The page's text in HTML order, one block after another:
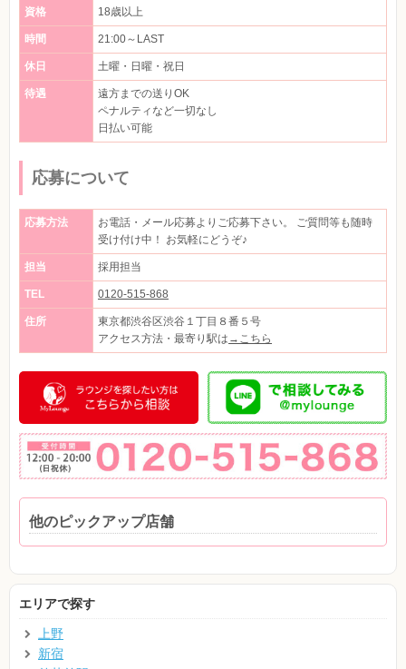
資格 18歳以上
時間 21:00～LAST
休日 土曜・日曜・祝日
待遇
遠方までの送りOK
ペナルティなど一切なし
日払い可能
応募について
応募方法
お電話・メール応募よりご応募下さい。 ご質問等も随時
受け付け中！ お気軽にどうぞ♪
担当 採用担当
TEL 0120-515-868
住所
東京都渋谷区渋谷１丁目８番５号
アクセス方法・最寄り駅は →こちら
他のピックアップ店舗
エリアで探す
上野
新宿